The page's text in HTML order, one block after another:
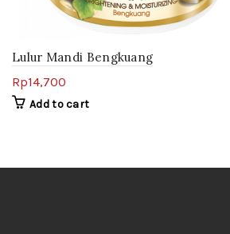
Lulur Mandi Bengkuang
Rp14,700
Add to cart